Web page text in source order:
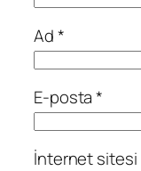
Ad*
E-posta*
İnternet sitesi